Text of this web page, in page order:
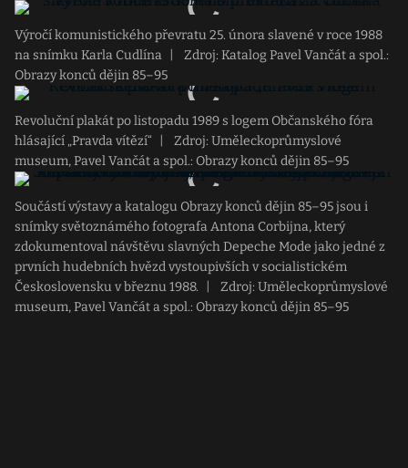
Výročí komunistického převratu 25. února slavené v roce 1988
na snímku Karla Cudlína
Zdroj: Katalog Pavel Vančát a spol.:
Obrazy konců dějin 85–95
Revoluční plakát po listopadu 1989 s logem Občanského fóra
hlásající „Pravda vítězí“
Zdroj: Uměleckoprůmyslové
museum, Pavel Vančát a spol.: Obrazy konců dějin 85–95
Součástí výstavy a katalogu Obrazy konců dějin 85–95 jsou i
snímky světoznámého fotografa Antona Corbijna, který
zdokumentoval návštěvu slavných Depeche Mode jako jedné z
prvních hudebních hvězd vystoupivších v socialistickém
Československu v březnu 1988.
Zdroj: Uměleckoprůmyslové
museum, Pavel Vančát a spol.: Obrazy konců dějin 85–95